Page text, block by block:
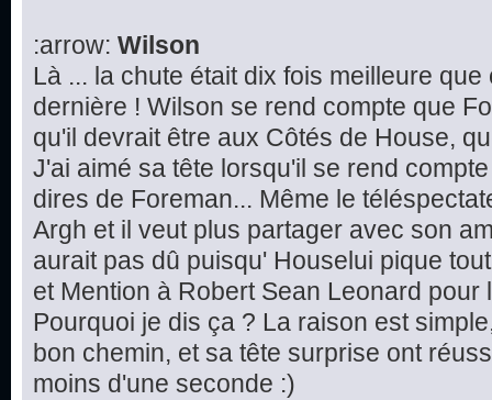
:arrow: Wilson
Là ... la chute était dix fois meilleure
dernière ! Wilson se rend compte que
qu'il devrait être aux Côtés de House,
J'ai aimé sa tête lorsqu'il se rend
dires de Foreman... Même le
Argh et il veut plus partager avec son
aurait pas dû puisqu' Houselui pique
et Mention à Robert Sean Leonard pour
Pourquoi je dis ça ? La raison est
bon chemin, et sa tête surprise ont
moins d'une seconde :)